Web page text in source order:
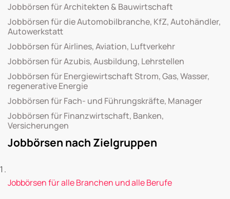
Jobbörsen für Architekten & Bauwirtschaft
Jobbörsen für die Automobilbranche, KfZ, Autohändler,
Autowerkstatt
Jobbörsen für Airlines, Aviation, Luftverkehr
Jobbörsen für Azubis, Ausbildung, Lehrstellen
Jobbörsen für Energiewirtschaft Strom, Gas, Wasser,
regenerative Energie
Jobbörsen für Fach- und Führungskräfte, Manager
Jobbörsen für Finanzwirtschaft, Banken,
Versicherungen
Jobbörsen nach Zielgruppen
Jobbörsen für alle Branchen und alle Berufe